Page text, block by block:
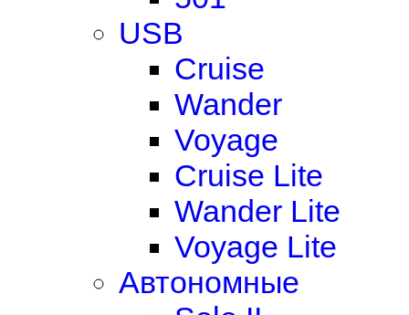
USB
Cruise
Wander
Voyage
Cruise Lite
Wander Lite
Voyage Lite
Автономные